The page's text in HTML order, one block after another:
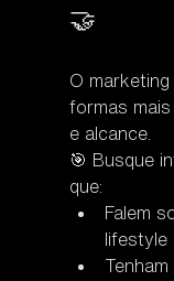
🤝
O
formas mais
e alcance.
🎯 Busque
que:
Falem
lifestyle